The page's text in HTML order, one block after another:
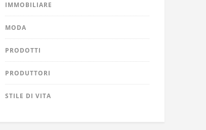
IMMOBILIARE
MODA
PRODOTTI
PRODUTTORI
STILE DI VITA